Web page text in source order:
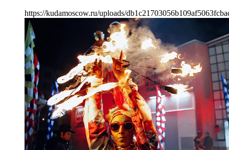
https://kudamoscow.ru/uploads/